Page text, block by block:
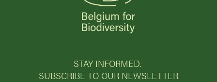
STAY INFORMED.
SUBSCRIBE TO OUR NEWSLETTER